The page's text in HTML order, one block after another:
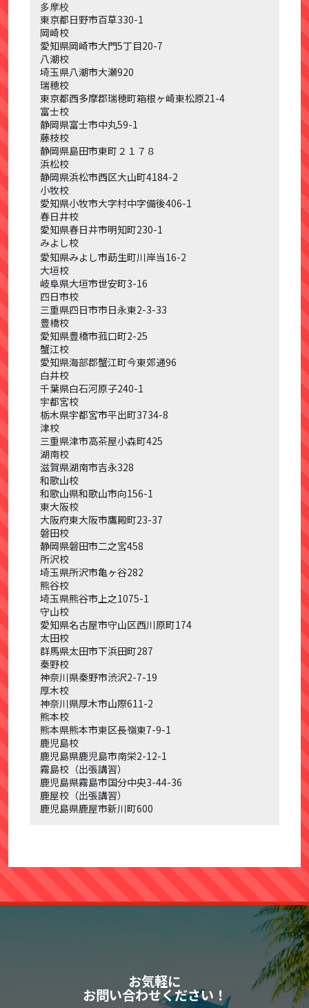
多摩校
東京都日野市百草330-1
岡崎校
愛知県岡崎市大門5丁目20-7
八潮校
埼玉県八潮市大瀬920
瑞穂校
東京都西多摩郡瑞穂町箱根ヶ崎東松原21-4
富士校
静岡県富士市中丸59-1
藤枝校
静岡県島田市東町２１７８
浜松校
静岡県浜松市西区大山町4184-2
小牧校
愛知県小牧市大字村中字備後406-1
春日井校
愛知県春日井市明知町230-1
みよし校
愛知県みよし市莇生町川岸当16-2
大垣校
岐阜県大垣市世安町3-16
四日市校
三重県四日市市日永東2-3-33
豊橋校
愛知県豊橋市菰口町2-25
蟹江校
愛知県海部郡蟹江町今東郊通96
白井校
千葉県白石河原子240-1
宇都宮校
栃木県宇都宮市平出町3734-8
津校
三重県津市高茶屋小森町425
湖南校
滋賀県湖南市吉永328
和歌山校
和歌山県和歌山市向156-1
東大阪校
大阪府東大阪市鷹殿町23-37
磐田校
静岡県磐田市二之宮458
所沢校
埼玉県所沢市亀ヶ谷282
熊谷校
埼玉県熊谷市上之1075-1
守山校
愛知県名古屋市守山区西川原町174
太田校
群馬県太田市下浜田町287
秦野校
神奈川県秦野市渋沢2-7-19
厚木校
神奈川県厚木市山際611-2
熊本校
熊本県熊本市東区長嶺東7-9-1
鹿児島校
鹿児島県鹿児島市南栄2-12-1
霧島校（出張講習）
鹿児島県霧島市国分中央3-44-36
鹿屋校（出張講習）
鹿児島県鹿屋市新川町600
お気軽に
お問い合わせください！